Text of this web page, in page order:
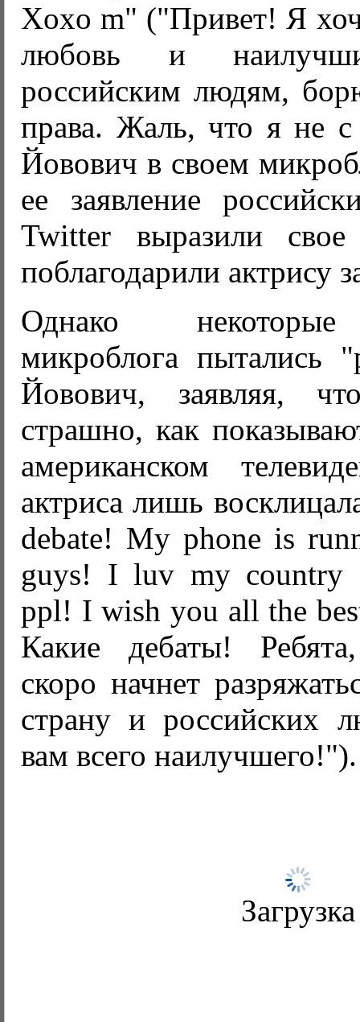
Xoxo m" ("Привет! Я
любовь и
российским людям,
права. Жаль, что я не
Йовович в своем
ее заявление
Twitter выразили
поблагодарили актрису
Однако некоторые
микроблога пытались
Йовович, заявляя,
страшно, как
американском
актриса лишь
debate! My phone is
guys! I luv my country
ppl! I wish you all the
Какие дебаты!
скоро начнет
страну и российских
вам всего наилучшего!").
Загрузка